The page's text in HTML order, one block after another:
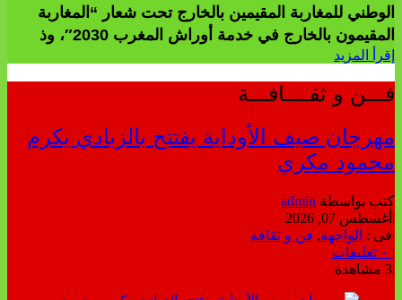
الوطني للمغاربة المقيمين بالخارج تحت شعار “المغاربة
المقيمون بالخارج في خدمة أوراش المغرب 2030″، وذ
إقرأ المزيد
فـــن و ثقــــافـــة
مهرجان صيف الأوداية يفتتح بالزبادي يكرم
محمود مكري
كتب بواسطة admin
| أغسطس 07, 2026
|فى : الواجهة, فن و ثقافة
|
|3 مشاهدة